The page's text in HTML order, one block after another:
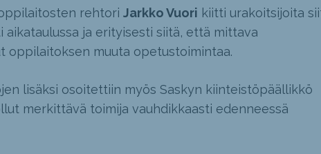
rehtori Jarkko Vuori kiitti urakoitsijoita
ja erityisesti siitä, että mittava
oppilaitoksen muuta opetustoimintaa.
lisäksi osoitettiin myös Saskyn kiinteistöpäällikkö
merkittävä toimija vauhdikkaasti edenneessä